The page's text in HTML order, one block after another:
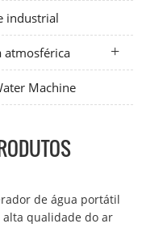
industrial
atmosférica
Machine
de água portátil
alta qualidade do ar